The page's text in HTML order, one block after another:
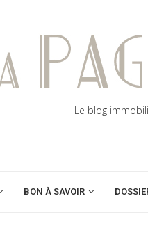
Le blog
BON À SAVOIR